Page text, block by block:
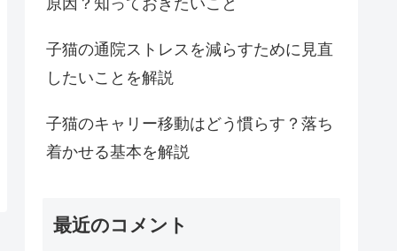
原因？知っておきたいこと
子猫の通院ストレスを減らすために見直
したいことを解説
子猫のキャリー移動はどう慣らす？落ち
着かせる基本を解説
最近のコメント